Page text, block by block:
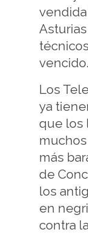
Los
ya
que los
más
de
los
en
contra